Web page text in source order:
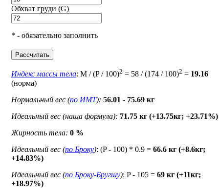
Обхват груди (G)
* - обязательно заполнить
Рассчитать
Индекс массы тела: M / (P / 100)2 = 58 / (174 / 100)2 = 19.16
(норма)
Нормальный вес (по ИМТ): 56.01 - 75.69 кг
Идеальный вес (наша формула): 71.75 кг (+13.75кг; +23.71%)
Жирность тела: 0 %
Идеальный вес (по Броку): (P - 100) * 0.9 = 66.6 кг (+8.6кг;
+14.83%)
Идеальный вес (по Броку-Бругшу): P - 105 = 69 кг (+11кг;
+18.97%)